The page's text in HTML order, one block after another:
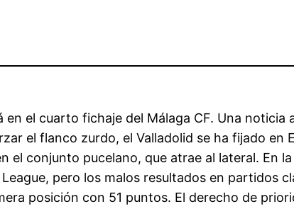
el cuarto fichaje del Málaga CF. Una noticia
el flanco zurdo, el Valladolid se ha fijado en
el conjunto pucelano, que atrae al lateral. En
pero los malos resultados en partidos
posición con 51 puntos. El derecho de